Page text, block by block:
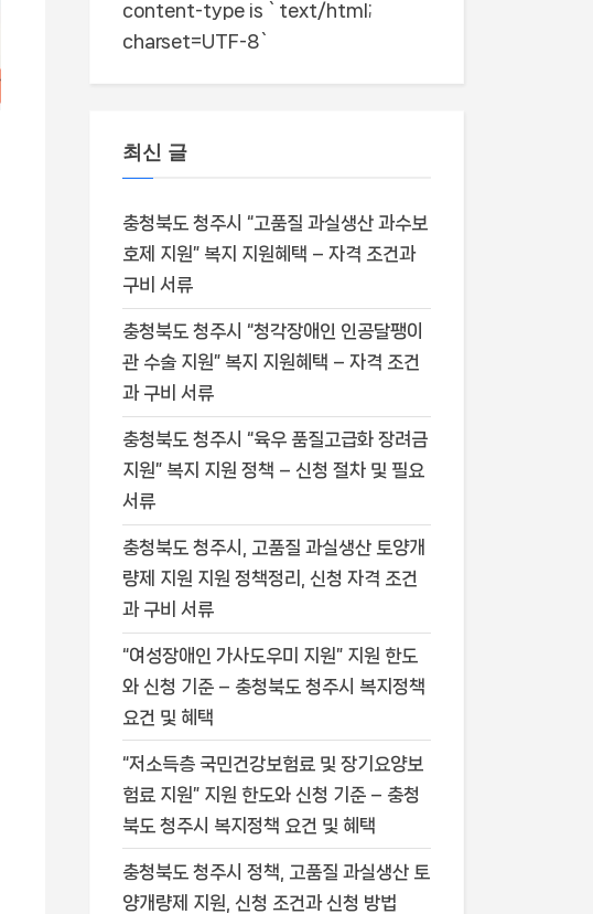
content-type is `text/html;
charset=UTF-8`
최신 글
충청북도 청주시 “고품질 과실생산 과수보
호제 지원” 복지 지원혜택 – 자격 조건과
구비 서류
충청북도 청주시 “청각장애인 인공달팽이
관 수술 지원” 복지 지원혜택 – 자격 조건
과 구비 서류
충청북도 청주시 “육우 품질고급화 장려금
지원” 복지 지원 정책 – 신청 절차 및 필요
서류
충청북도 청주시, 고품질 과실생산 토양개
량제 지원 지원 정책정리, 신청 자격 조건
과 구비 서류
“여성장애인 가사도우미 지원” 지원 한도
와 신청 기준 – 충청북도 청주시 복지정책
요건 및 혜택
“저소득층 국민건강보험료 및 장기요양보
험료 지원” 지원 한도와 신청 기준 – 충청
북도 청주시 복지정책 요건 및 혜택
충청북도 청주시 정책, 고품질 과실생산 토
양개량제 지원, 신청 조건과 신청 방법